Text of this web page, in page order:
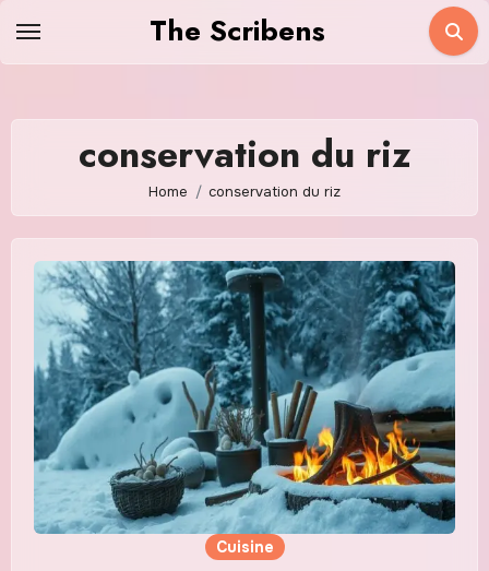
The Scribens
conservation du riz
Home conservation du riz
Cuisine